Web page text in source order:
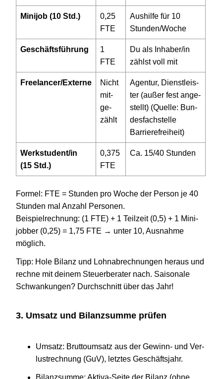
Mini­job (10 Std.) 0,25
FTE
Aus­hilfe für 10
Stunden/Woche
Geschäfts­füh­rung
1
FTE
Du als Inhaber/in
zählst voll mit
Freelancer/Externe
Nicht
mit­
ge­
zählt
Agen­tur, Dienst­leis­
ter (außer fest ange­
stellt) (Quelle: Bun­
des­fach­stelle
Barrierefreiheit)
Werkstudent/in
(15 Std.)
0,375
FTE
Ca. 15/40 Stunden
Formel: FTE = Stun­den pro Woche der Person je40
Stun­den mal Anzahl Per­so­nen.
Bei­spiel­rech­nung: (1 FTE) + 1 Teil­zeit (0,5) + 1 Mini­
job­ber (0,25) = 1,75 FTE → unter 10, Aus­nahme
möglich.
Tipp: Hole Bilanz und Lohn­ab­rech­nun­gen heraus und
rechne mit deinem Steu­er­be­ra­ter nach. Sai­so­nale
Schwan­kun­gen? Durch­schnitt über das Jahr!
3. Umsatz und Bilanz­summe prüfen
Umsatz: Brut­to­um­satz aus der Gewinn- und Ver­
lust­rech­nung (GuV), letz­tes Geschäftsjahr.
Bilanz­summe: Aktiva-Seite der Bilanz (ohne